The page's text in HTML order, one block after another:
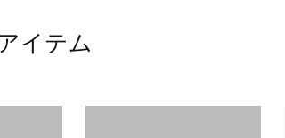
イテム